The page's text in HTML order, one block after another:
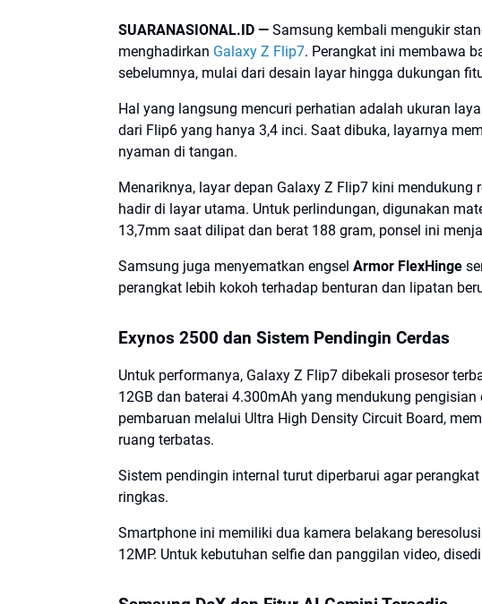
SUARANASIONAL.ID — Samsung kembali mengukir
menghadirkan Galaxy Z Flip7. Perangkat ini membawa
sebelumnya, mulai dari desain layar hingga dukungan
Hal yang langsung mencuri perhatian adalah ukuran
dari Flip6 yang hanya 3,4 inci. Saat dibuka, layarnya
nyaman di tangan.
Menariknya, layar depan Galaxy Z Flip7 kini
hadir di layar utama. Untuk perlindungan, digunakan
13,7mm saat dilipat dan berat 188 gram, ponsel ini
Samsung juga menyematkan engsel Armor FlexHinge
perangkat lebih kokoh terhadap benturan dan lipatan
Exynos 2500 dan Sistem Pendingin Cerdas
Untuk performanya, Galaxy Z Flip7 dibekali prosesor
12GB dan baterai 4.300mAh yang mendukung
pembaruan melalui Ultra High Density Circuit Board,
ruang terbatas.
Sistem pendingin internal turut diperbarui agar
ringkas.
Smartphone ini memiliki dua kamera belakang
12MP. Untuk kebutuhan selfie dan panggilan video,